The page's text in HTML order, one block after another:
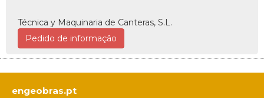
Técnica y Maquinaria de Canteras, S.L.
Pedido de informação
engeobras.pt